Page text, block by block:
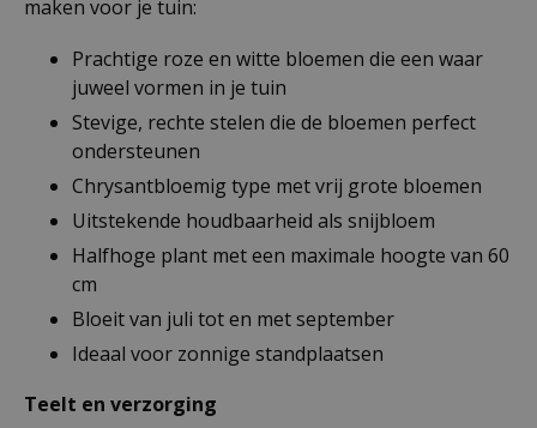
maken voor je tuin:
Prachtige roze en witte bloemen die een waar
juweel vormen in je tuin
Stevige, rechte stelen die de bloemen perfect
ondersteunen
Chrysantbloemig type met vrij grote bloemen
Uitstekende houdbaarheid als snijbloem
Halfhoge plant met een maximale hoogte van 60
cm
Bloeit van juli tot en met september
Ideaal voor zonnige standplaatsen
Teelt en verzorging